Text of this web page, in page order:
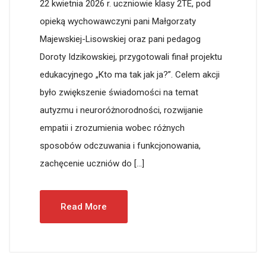
22 kwietnia 2026 r. uczniowie klasy 2TE, pod
opieką wychowawczyni pani Małgorzaty
Majewskiej-Lisowskiej oraz pani pedagog
Doroty Idzikowskiej, przygotowali finał projektu
edukacyjnego „Kto ma tak jak ja?”. Celem akcji
było zwiększenie świadomości na temat
autyzmu i neuroróżnorodności, rozwijanie
empatii i zrozumienia wobec różnych
sposobów odczuwania i funkcjonowania,
zachęcenie uczniów do […]
Read More